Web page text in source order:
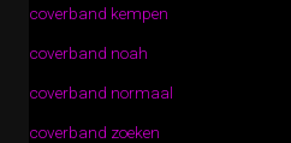
coverband kempen
coverband noah
coverband normaal
coverband zoeken